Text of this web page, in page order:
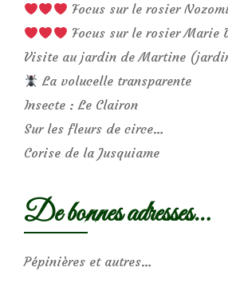
Focus sur le rosier
Focus sur le rosier Marie
Visite au jardin de Martine
La volucelle transparente
Insecte : Le Clairon
Sur les fleurs de circe…
Corise de la Jusquiame
De bonnes adresses…
Pépinières et autres…